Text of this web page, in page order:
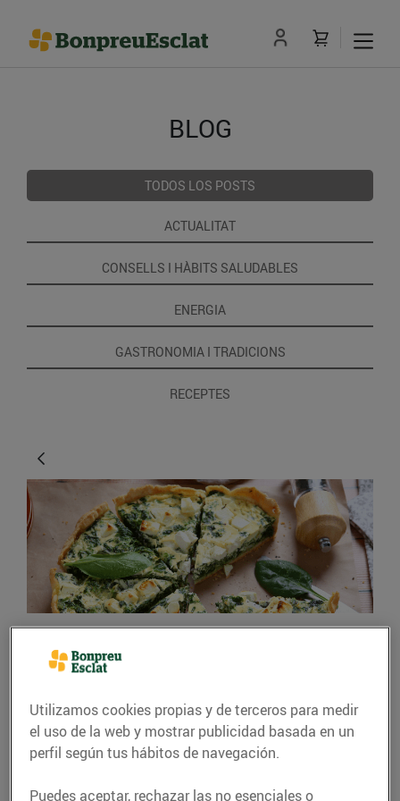
BLOG
TODOS LOS POSTS
ACTUALITAT
CONSELLS I HÀBITS SALUDABLES
ENERGIA
GASTRONOMIA I TRADICIONS
RECEPTES
CONSEJOS Y HÁBITOS SALUDABLES
Menjar verdures és
divertit!
05/febrero/2021
Utilizamos cookies propias y de terceros para medir
el uso de la web y mostrar publicidad basada en un
perfil según tus hábitos de navegación.
Puedes aceptar, rechazar las no esenciales o